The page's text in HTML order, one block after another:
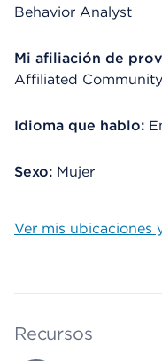
Behavior Analyst
Mi afiliación de
Affiliated
Idioma que hablo:
Sexo: Mujer
Ver mis ubicaciones
Recursos